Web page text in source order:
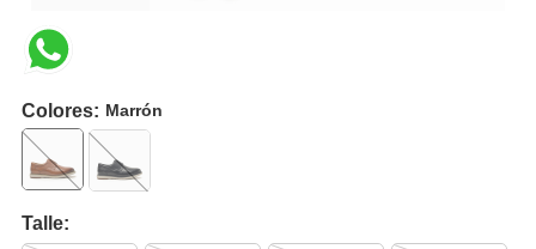
Colores: Marrón
Talle: